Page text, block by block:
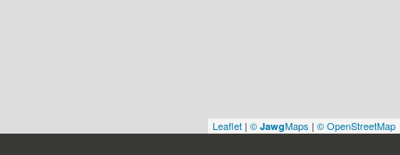
Leaflet | © JawgMaps | © OpenStreetMap